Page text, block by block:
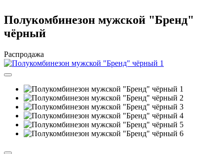
Полукомбинезон мужской "Бренд"
чёрный
Распродажа